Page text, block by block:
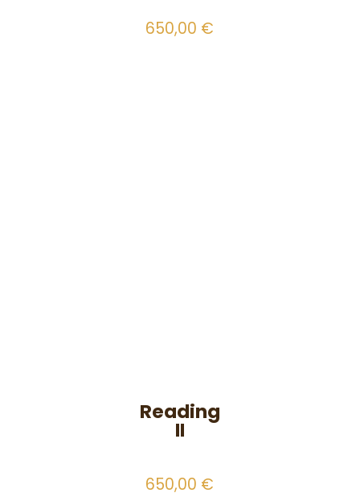
650,00 €
Reading
II
650,00 €